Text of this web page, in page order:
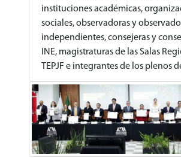
instituciones académicas,
sociales, observadoras y
independientes, consejeras y
INE, magistraturas de las Salas
TEPJF e integrantes de los plenos